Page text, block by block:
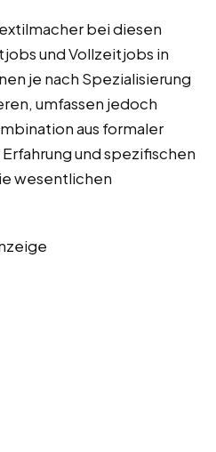
bei diesen
und Vollzeitjobs in
je nach Spezialisierung
umfassen jedoch
aus formaler
und spezifischen
wesentlichen